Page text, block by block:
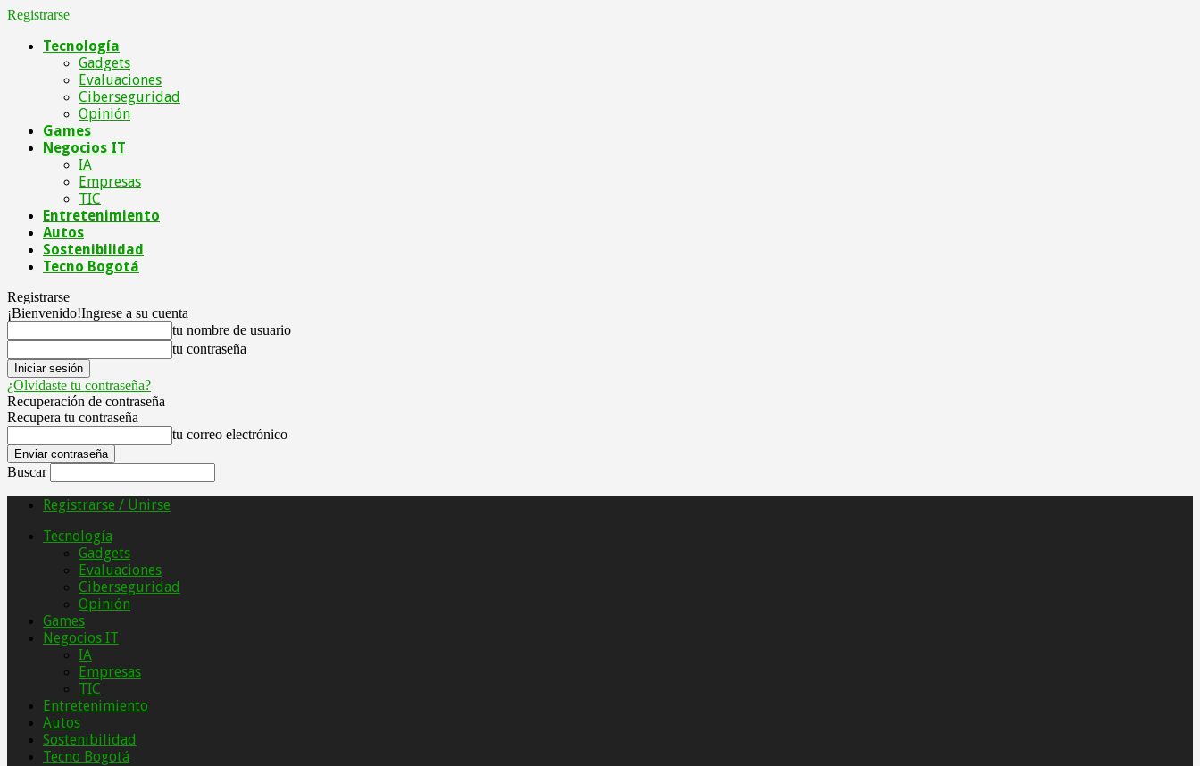
Registrarse
Tecnología
Gadgets
Evaluaciones
Ciberseguridad
Opinión
Games
Negocios IT
IA
Empresas
TIC
Entretenimiento
Autos
Sostenibilidad
Tecno Bogotá
Registrarse
¡Bienvenido!Ingrese a su cuenta
tu nombre de usuario
tu contraseña
¿Olvidaste tu contraseña?
Recuperación de contraseña
Recupera tu contraseña
tu correo electrónico
Buscar
Registrarse / Unirse
Tecnología
Gadgets
Evaluaciones
Ciberseguridad
Opinión
Games
Negocios IT
IA
Empresas
TIC
Entretenimiento
Autos
Sostenibilidad
Tecno Bogotá